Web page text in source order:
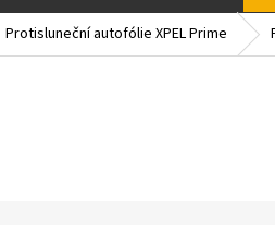
Protisluneční autofólie XPEL Prime